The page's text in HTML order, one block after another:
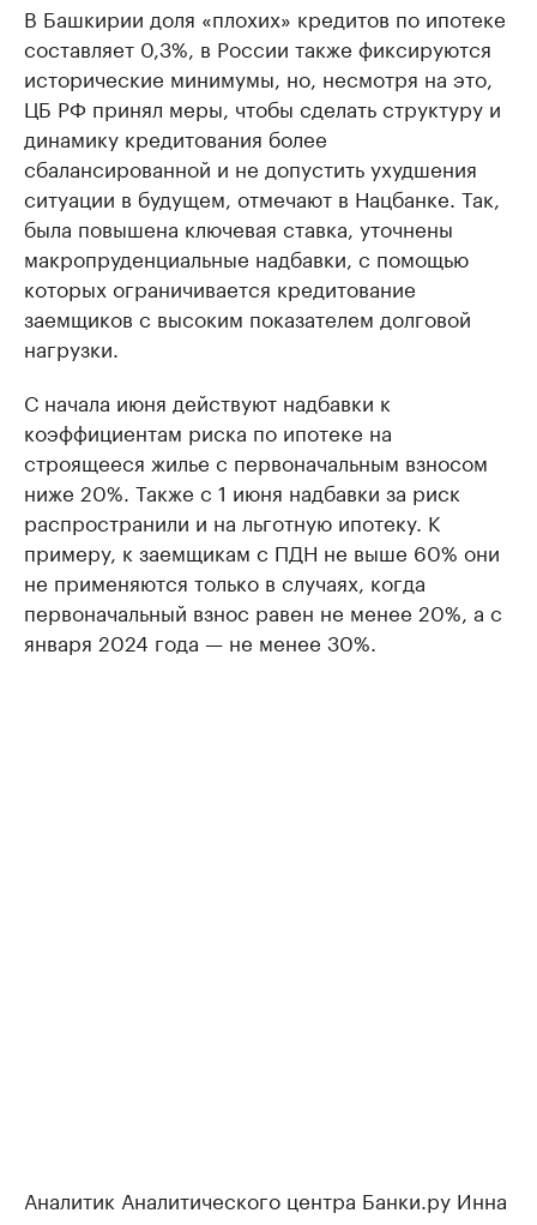
В Башкирии доля «плохих» кредитов по ипотеке
составляет 0,3%, в России также фиксируются
исторические минимумы, но, несмотря на это,
ЦБ РФ принял меры, чтобы сделать структуру и
динамику кредитования более
сбалансированной и не допустить ухудшения
ситуации в будущем, отмечают в Нацбанке. Так,
была повышена ключевая ставка, уточнены
макропруденциальные надбавки, с помощью
которых ограничивается кредитование
заемщиков с высоким показателем долговой
нагрузки.
С начала июня действуют надбавки к
коэффициентам риска по ипотеке на
строящееся жилье с первоначальным взносом
ниже 20%. Также с 1 июня надбавки за риск
распространили и на льготную ипотеку. К
примеру, к заемщикам с ПДН не выше 60% они
не применяются только в случаях, когда
первоначальный взнос равен не менее 20%, а с
января 2024 года — не менее 30%.
Аналитик Аналитического центра Банки.ру Инна